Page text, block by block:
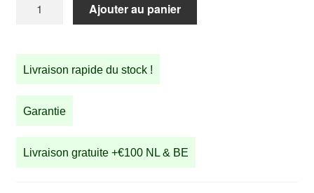
STRIDA
Ajouter au panier
Livraison rapide du stock !
Garantie
Livraison gratuite +€100 NL & BE